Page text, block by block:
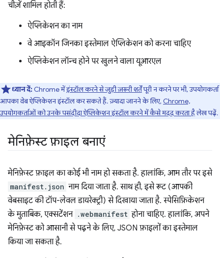
चीज़ें शामिल होती हैं:
ऐप्लिकेशन का नाम
वे आइकॉन जिनका इस्तेमाल ऐप्लिकेशन को करना चाहिए
ऐप्लिकेशन लॉन्च होने पर खुलने वाला यूआरएल
ध्यान दें: Chrome मेंइंस्टॉल करने से जुड़ी ज़रूरी शर्तेंपूरी न करने पर भी, उपयोगकर्ता
आपका वेब ऐप्लिकेशन इंस्टॉल कर सकते हैं. ज़्यादा जानने के लिए, Chrome,
उपयोगकर्ताओं को उनके पसंदीदा ऐप्लिकेशन इंस्टॉल करने में कैसे मदद करता हैलेख पढ़ें.
मेनिफ़ेस्ट फ़ाइल बनाएं
मेनिफ़ेस्ट फ़ाइल का कोई भी नाम हो सकता है. हालांकि, आम तौर पर इसे
manifest.json नाम दिया जाता है. साथ ही, इसे रूट (आपकी
वेबसाइट की टॉप-लेवल डायरेक्ट्री) से दिखाया जाता है. स्पेसिफ़िकेशन
के मुताबिक, एक्सटेंशन .webmanifest होना चाहिए. हालांकि, अपने
मेनिफ़ेस्ट को आसानी से पढ़ने के लिए, JSON फ़ाइलों का इस्तेमाल
किया जा सकता है.